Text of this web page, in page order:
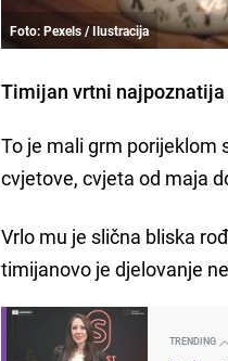
Foto: Pexels / Ilustracija
Timijan vrtni
To je mali grm porijeklom
cvjetove, cvjeta od maja
Vrlo mu je slična bliska
timijanovo je djelovanje
TRENDING